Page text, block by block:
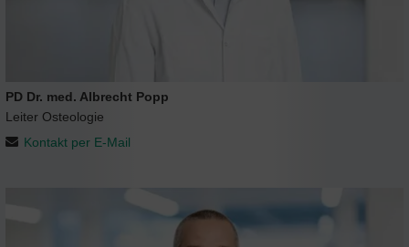
PD Dr. med. Albrecht Popp
Leiter Osteologie
Kontakt per E-Mail